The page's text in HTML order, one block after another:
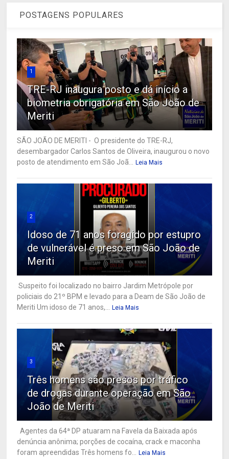
POSTAGENS POPULARES
1
TRE-RJ inaugura posto e dá início a
biometria obrigatória em São João de
Meriti
SÃO JOÃO DE MERITI - O presidente do TRE-RJ,
desembargador Carlos Santos de Oliveira, inaugurou o novo
posto de atendimento em São Joã...
Leia Mais
2
Idoso de 71 anos foragido por estupro
de vulnerável é preso em São João de
Meriti
Suspeito foi localizado no bairro Jardim Metrópole por
policiais do 21º BPM e levado para a Deam de São João de
Meriti Um idoso de 71 anos,...
Leia Mais
3
Três homens são presos por tráfico
de drogas durante operação em São
João de Meriti
Agentes da 64ª DP atuaram na Favela da Baixada após
denúncia anônima; porções de cocaína, crack e maconha
foram apreendidas Três homens fo...
Leia Mais